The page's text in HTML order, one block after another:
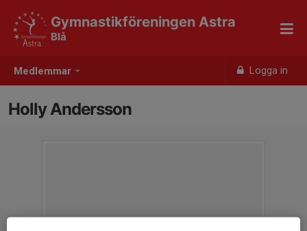
Medlemmar Logga in
Gymnastikföreningen Astra
Blå
Holly Andersson